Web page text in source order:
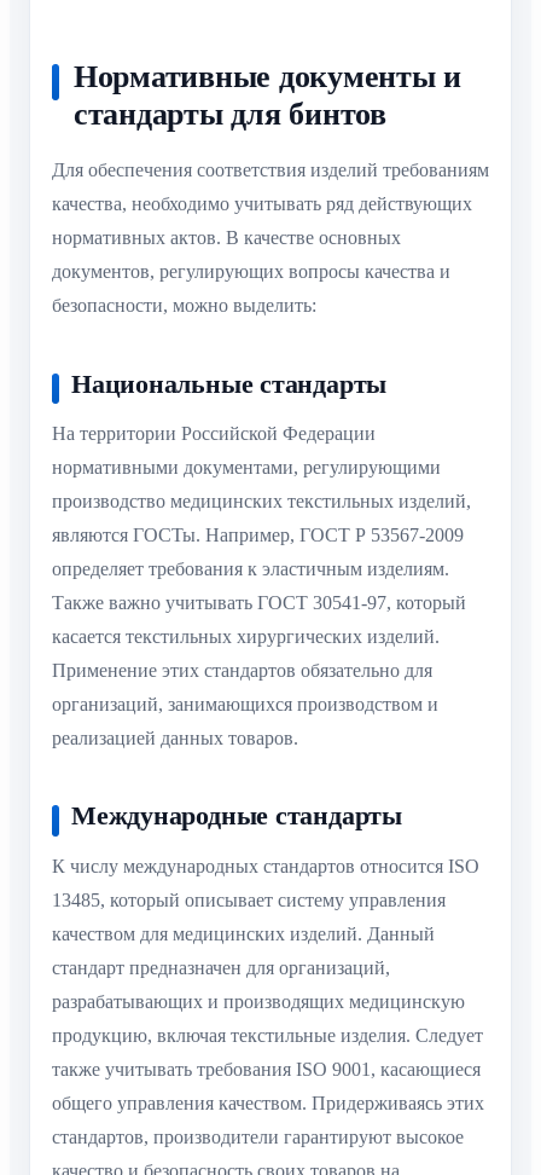
Нормативные документы и
стандарты для бинтов
Для обеспечения соответствия изделий требованиям
качества, необходимо учитывать ряд действующих
нормативных актов. В качестве основных
документов, регулирующих вопросы качества и
безопасности, можно выделить:
Национальные стандарты
На территории Российской Федерации
нормативными документами, регулирующими
производство медицинских текстильных изделий,
являются ГОСТы. Например, ГОСТ Р 53567-2009
определяет требования к эластичным изделиям.
Также важно учитывать ГОСТ 30541-97, который
касается текстильных хирургических изделий.
Применение этих стандартов обязательно для
организаций, занимающихся производством и
реализацией данных товаров.
Международные стандарты
К числу международных стандартов относится ISO
13485, который описывает систему управления
качеством для медицинских изделий. Данный
стандарт предназначен для организаций,
разрабатывающих и производящих медицинскую
продукцию, включая текстильные изделия. Следует
также учитывать требования ISO 9001, касающиеся
общего управления качеством. Придерживаясь этих
стандартов, производители гарантируют высокое
качество и безопасность своих товаров на